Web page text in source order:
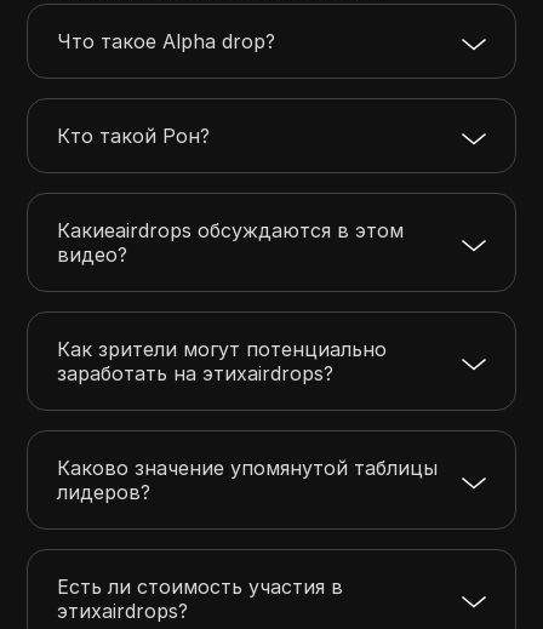
Что такое Alpha drop?
Кто такой Рон?
Какиеairdrops обсуждаются в этом
видео?
Как зрители могут потенциально
заработать на этихairdrops?
Каково значение упомянутой таблицы
лидеров?
Есть ли стоимость участия в
этихairdrops?